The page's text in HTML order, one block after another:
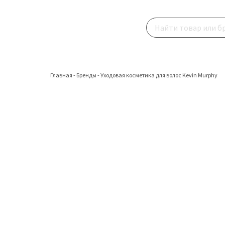
Главная - Бренды -Уходовая косметика для волос Kevin Murphy